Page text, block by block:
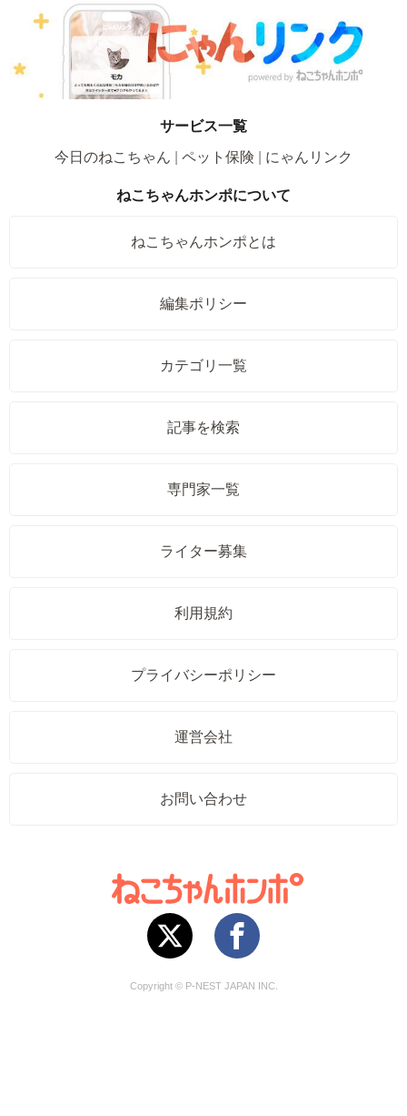
サービス一覧
今日のねこちゃん
ペット保険 にゃんリンク
ねこちゃんホンポについて
ねこちゃんホンポとは
編集ポリシー
カテゴリ一覧
記事を検索
専門家一覧
ライター募集
利用規約
プライバシーポリシー
運営会社
お問い合わせ
Copyright © P-NEST JAPAN INC.